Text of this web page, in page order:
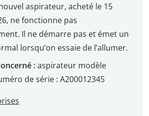
aspirateur, acheté le 15
ne fonctionne pas
Il ne démarre pas et émet un
lorsqu’on essaie de l’allumer.
:aspirateur modèle
de série : A200012345